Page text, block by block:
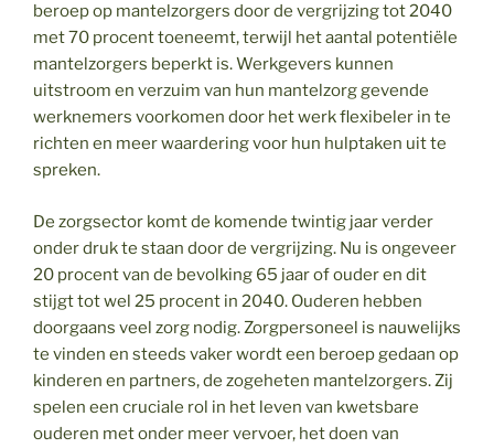
beroep op mantelzorgers door de vergrijzing tot 2040
met 70 procent toeneemt, terwijl het aantal potentiële
mantelzorgers beperkt is. Werkgevers kunnen
uitstroom en verzuim van hun mantelzorg gevende
werknemers voorkomen door het werk flexibeler in te
richten en meer waardering voor hun hulptaken uit te
spreken.
De zorgsector komt de komende twintig jaar verder
onder druk te staan door de vergrijzing. Nu is ongeveer
20 procent van de bevolking 65 jaar of ouder en dit
stijgt tot wel 25 procent in 2040. Ouderen hebben
doorgaans veel zorg nodig. Zorgpersoneel is nauwelijks
te vinden en steeds vaker wordt een beroep gedaan op
kinderen en partners, de zogeheten mantelzorgers. Zij
spelen een cruciale rol in het leven van kwetsbare
ouderen met onder meer vervoer, het doen van